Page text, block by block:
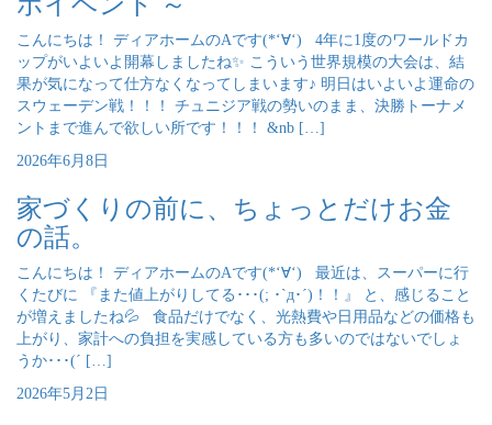
こんにちは！ ディアホームのAです(*‘∀‘) 4年に1度のワールドカ
ップがいよいよ開幕しましたね✨ こういう世界規模の大会は、結
果が気になって仕方なくなってしまいます♪ 明日はいよいよ運命の
スウェーデン戦！！！ チュニジア戦の勢いのまま、決勝トーナメ
ントまで進んで欲しい所です！！！ &nb […]
2026年6月8日
家づくりの前に、ちょっとだけお金
の話。
こんにちは！ ディアホームのAです(*‘∀‘) 最近は、スーパーに行
くたびに 『また値上がりしてる･･･(; ･`д･´)！！』 と、感じること
が増えましたね💦 食品だけでなく、光熱費や日用品などの価格も
上がり、家計への負担を実感している方も多いのではないでしょ
うか･･･(´ […]
2026年5月2日